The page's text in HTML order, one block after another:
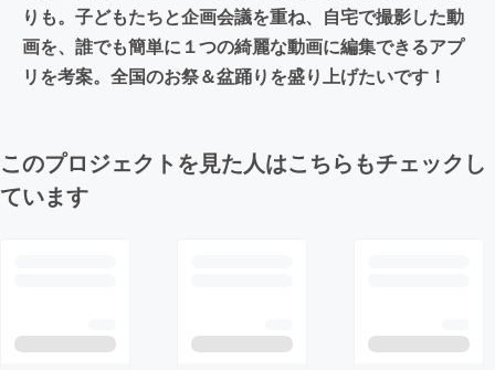
りも。子どもたちと企画会議を重ね、自宅で撮影した動
画を、誰でも簡単に１つの綺麗な動画に編集できるアプ
リを考案。全国のお祭＆盆踊りを盛り上げたいです！
このプロジェクトを見た人はこちらもチェックし
ています